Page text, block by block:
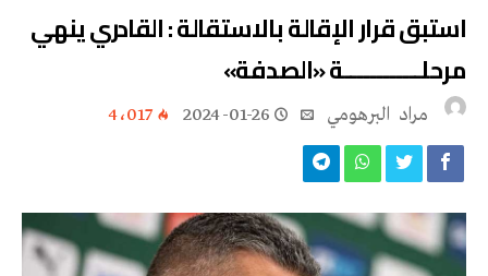
استبق قرار الإقالة بالاستقالة : القادري ينهي
مرحلــــــــــــة «الصدفة»
مراد‭ ‬ البرهومي 2024-01-26 4٬017